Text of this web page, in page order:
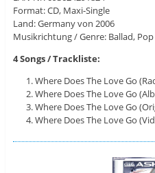
Format: CD, Maxi-Single
Land: Germany von 2006
Musikrichtung / Genre: Ballad, Pop
4 Songs / Trackliste:
Where Does The Love Go
Where Does The Love Go
Where Does The Love Go
Where Does The Love Go